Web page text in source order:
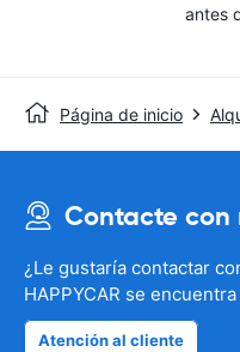
antes
Página de inicio
Contacte con
¿Le gustaría contactar
HAPPYCAR se
Atención al cliente